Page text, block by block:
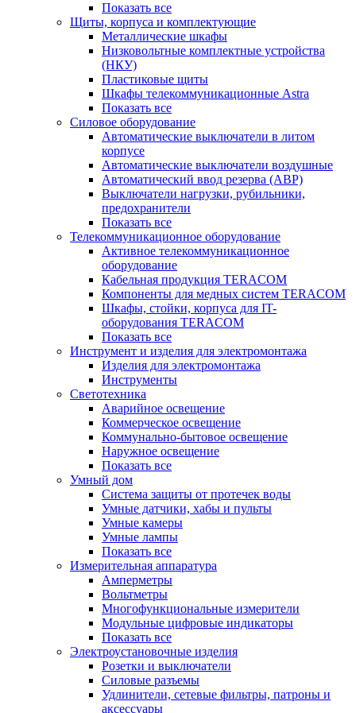
Показать все
Щиты, корпуса и комплектующие
Металлические шкафы
Низковольтные комплектные устройства
(НКУ)
Пластиковые щиты
Шкафы телекоммуникационные Astra
Показать все
Силовое оборудование
Автоматические выключатели в литом
корпусе
Автоматические выключатели воздушные
Автоматический ввод резерва (АВР)
Выключатели нагрузки, рубильники,
предохранители
Показать все
Телекоммуникационное оборудование
Активное телекоммуникационное
оборудование
Кабельная продукция TERACOM
Компоненты для медных систем TERACOM
Шкафы, стойки, корпуса для IT-
оборудования TERACOM
Показать все
Инструмент и изделия для электромонтажа
Изделия для электромонтажа
Инструменты
Светотехника
Аварийное освещение
Коммерческое освещение
Коммунально-бытовое освещение
Наружное освещение
Показать все
Умный дом
Система защиты от протечек воды
Умные датчики, хабы и пульты
Умные камеры
Умные лампы
Показать все
Измерительная аппаратура
Амперметры
Вольтметры
Многофункциональные измерители
Модульные цифровые индикаторы
Показать все
Электроустановочные изделия
Розетки и выключатели
Силовые разъемы
Удлинители, сетевые фильтры, патроны и
аксессуары